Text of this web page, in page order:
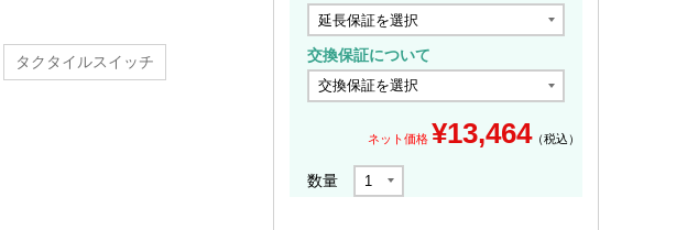
タクタイルスイッチ 交換保証について
ネット価格 ¥13,464（税込）
数量